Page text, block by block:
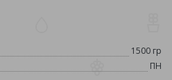
1500 гр
ПН